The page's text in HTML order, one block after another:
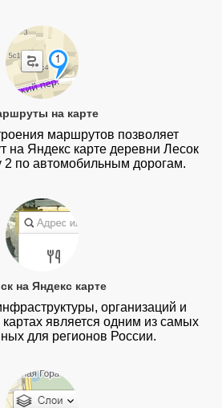
на карте
маршрутов позволяет
на Яндекс карте деревни Лесок
2 по автомобильным дорогам.
на Яндекс карте
организаций и
является одним из самых
для регионов России.